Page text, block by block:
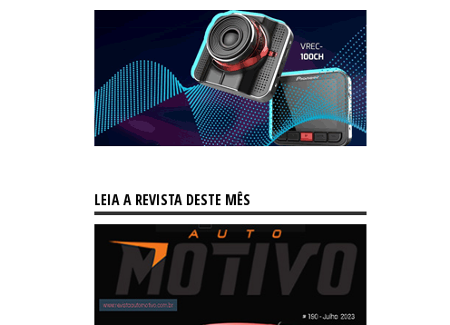
LEIA A REVISTA DESTE MÊS